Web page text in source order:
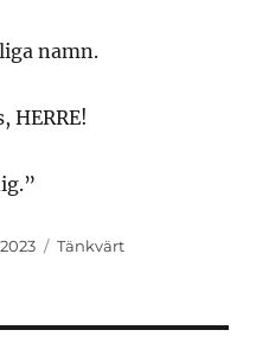
namn.
HERRE!
Kategorier
Tänkvärt